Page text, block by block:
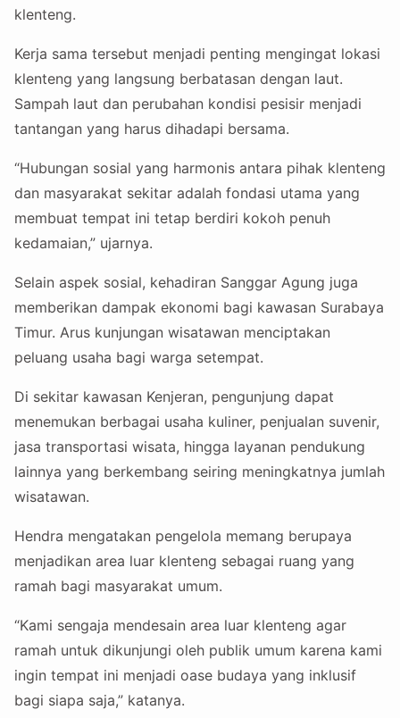
klenteng.
Kerja sama tersebut menjadi penting mengingat lokasi
klenteng yang langsung berbatasan dengan laut.
Sampah laut dan perubahan kondisi pesisir menjadi
tantangan yang harus dihadapi bersama.
“Hubungan sosial yang harmonis antara pihak klenteng
dan masyarakat sekitar adalah fondasi utama yang
membuat tempat ini tetap berdiri kokoh penuh
kedamaian,” ujarnya.
Selain aspek sosial, kehadiran Sanggar Agung juga
memberikan dampak ekonomi bagi kawasan Surabaya
Timur. Arus kunjungan wisatawan menciptakan
peluang usaha bagi warga setempat.
Di sekitar kawasan Kenjeran, pengunjung dapat
menemukan berbagai usaha kuliner, penjualan suvenir,
jasa transportasi wisata, hingga layanan pendukung
lainnya yang berkembang seiring meningkatnya jumlah
wisatawan.
Hendra mengatakan pengelola memang berupaya
menjadikan area luar klenteng sebagai ruang yang
ramah bagi masyarakat umum.
“Kami sengaja mendesain area luar klenteng agar
ramah untuk dikunjungi oleh publik umum karena kami
ingin tempat ini menjadi oase budaya yang inklusif
bagi siapa saja,” katanya.